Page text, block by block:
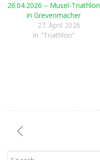
26.04.2026 – Musel-Triathlon
in Grevenmacher
27. April 2026
In "Triathlon"